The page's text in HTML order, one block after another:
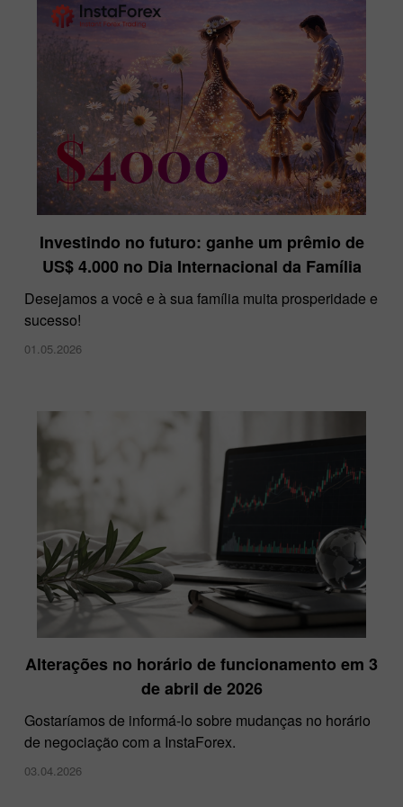
Investindo no futuro: ganhe um prêmio de
US$ 4.000 no Dia Internacional da Família
Desejamos a você e à sua família muita prosperidade e
sucesso!
01.05.2026
Alterações no horário de funcionamento em 3
de abril de 2026
Gostaríamos de informá-lo sobre mudanças no horário
de negociação com a InstaForex.
03.04.2026